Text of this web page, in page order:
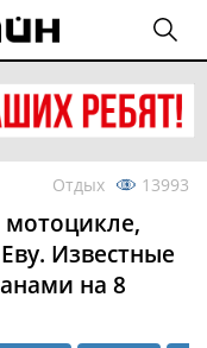
Отдых 13993
мотоцикле,
Известные
на 8